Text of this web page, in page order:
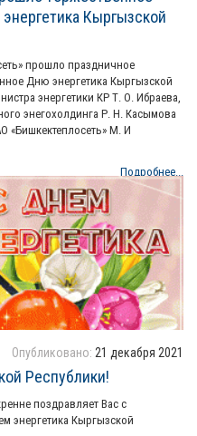
Кыргызской
прошло праздничное
Дню энергетика Кыргызской
энергетики КР Т. О. Ибраева,
энегохолдинга Р. Н. Касымова
«Бишкектеплосеть» М. И
Подробнее...
Опубликовано: 21 декабря 2021
Республики!
поздравляет Вас с
энергетика Кыргызской